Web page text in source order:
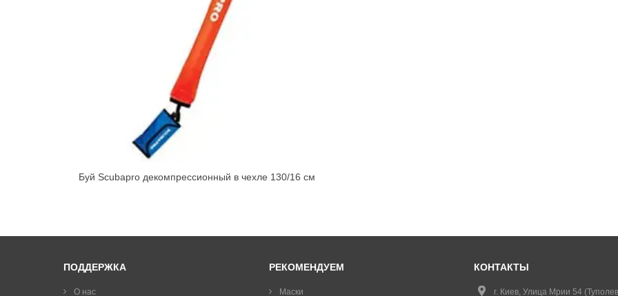
Буй Scubapro декомпрессионный в чехле 130/16 см
ПОДДЕРЖКА
О нас
РЕКОМЕНДУЕМ
Маски
КОНТАКТЫ
г. Киев, Улица Мрии 54